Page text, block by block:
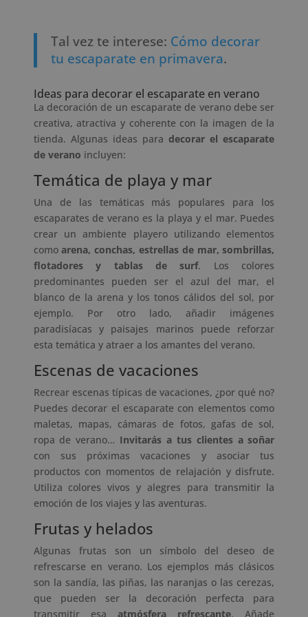
Tal vez te interese: Cómo decorar
tu escaparate en primavera.
Ideas para decorar el escaparate en verano
La decoración de un escaparate de verano debe ser
creativa, atractiva y coherente con la imagen de la
tienda. Algunas ideas paradecorar el escaparate
de verano incluyen:
Temática de playa y mar
Una de las temáticas más populares para los
escaparates de verano es la playa y el mar. Puedes
crear un ambiente playero utilizando elementos
comoarena, conchas, estrellas de mar, sombrillas,
flotadores y tablas de surf. Los colores
predominantes pueden ser el azul del mar, el
blanco de la arena y los tonos cálidos del sol, por
ejemplo. Por otro lado, añadir imágenes
paradisíacas y paisajes marinos puede reforzar
esta temática y atraer a los amantes del verano.
Escenas de vacaciones
Recrear escenas típicas de vacaciones, ¿por qué no?
Puedes decorar el escaparate con elementos como
maletas, mapas, cámaras de fotos, gafas de sol,
ropa de verano… Invitarás a tus clientes a soñar
con sus próximas vacaciones y asociar tus
productos con momentos de relajación y disfrute.
Utiliza colores vivos y alegres para transmitir la
emoción de los viajes y las aventuras.
Frutas y helados
Algunas frutas son un símbolo del deseo de
refrescarse en verano. Los ejemplos más clásicos
son la sandía, las piñas, las naranjas o las cerezas,
que pueden ser la decoración perfecta para
transmitir esa atmósfera refrescante. Añade